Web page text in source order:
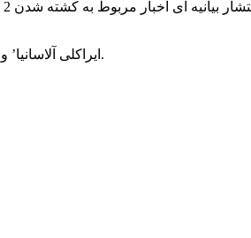
‘ایراکلی آلاسانیا’ وزیر دفاع، از رسانه ها و مطبوعات خواسته است تا از انتشار شایعات و اخبار تایید نشده در رابطه با سربازان گرجی در افغانستان بپرهیزند.